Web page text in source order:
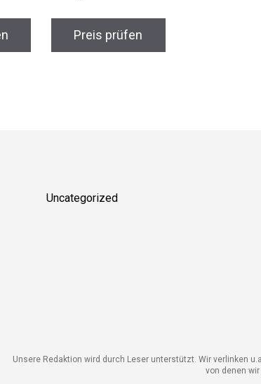
Preis prüfen
Uncategorized
Unsere Redaktion wird durch Leser unterstützt. Wir verlinken
von denen wir